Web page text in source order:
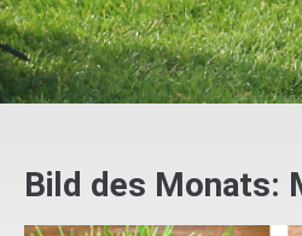
Bild des Monats: